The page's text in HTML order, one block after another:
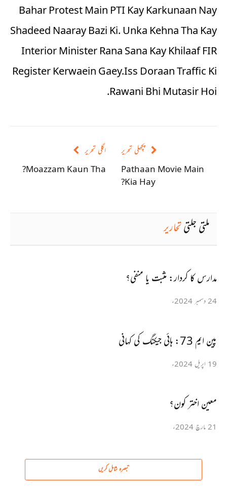
Bahar Protest Main PTI Kay Karkunaan Nay
Shadeed Naaray Bazi Ki. Unka Kehna Tha Kay
Interior Minister Rana Sana Kay Khilaaf FIR
Register Kerwaein Gaey.Iss Doraan Traffic Ki
Rawani Bhi Mutasir Hoi.
پچھلی تحریر
Pathaan Movie Main
Kia Hay?
اگلی تحریر
Moazzam Kaun Tha?
ملتی جلتیتحاریر
مدارس کا کردار: مثبت یا منفی؟
24 دسمبر 2024ء
پین ایم 73: ہائی جیکنگ کی کہانی
19 اپریل 2024ء
معین اختر کون؟
21 مارچ 2024ء
تبصرہ شامل کریں